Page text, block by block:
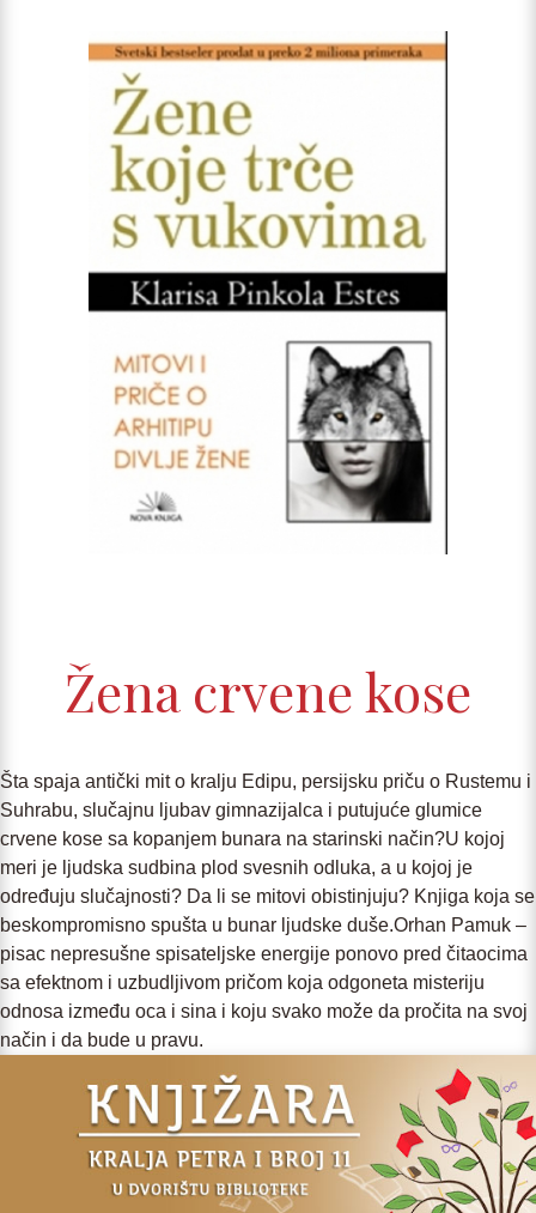
Žena crvene kose
Šta spaja antički mit o kralju Edipu, persijsku priču o Rustemu i
Suhrabu, slučajnu ljubav gimnazijalca i putujuće glumice
crvene kose sa kopanjem bunara na starinski način?U kojoj
meri je ljudska sudbina plod svesnih odluka, a u kojoj je
određuju slučajnosti? Da li se mitovi obistinjuju? Knjiga koja se
beskompromisno spušta u bunar ljudske duše.Orhan Pamuk –
pisac nepresušne spisateljske energije ponovo pred čitaocima
sa efektnom i uzbudljivom pričom koja odgoneta misteriju
odnosa između oca i sina i koju svako može da pročita na svoj
način i da bude u pravu.